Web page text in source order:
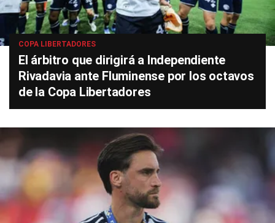
COPA LIBERTADORES
El árbitro que dirigirá a Independiente
Rivadavia ante Fluminense por los octavos
de la Copa Libertadores